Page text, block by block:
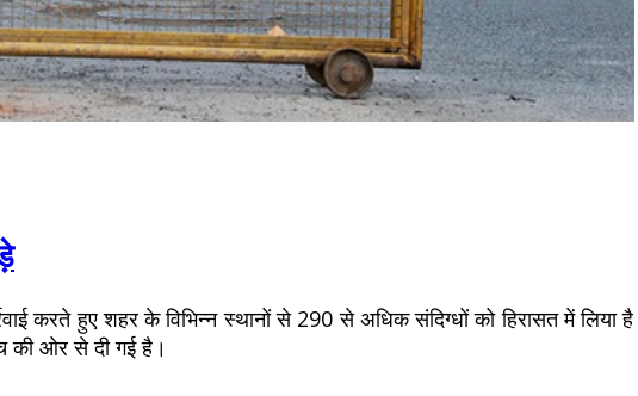
करते हुए शहर के विभिन्न स्थानों से 290 से अधिक संदिग्धों को हिरासत में
की ओर से दी गई है।